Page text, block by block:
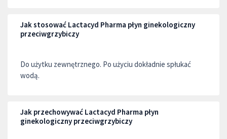
Jak stosować Lactacyd Pharma płyn ginekologiczny
przeciwgrzybiczy
Do użytku zewnętrznego. Po użyciu dokładnie spłukać
wodą.
Jak przechowywać Lactacyd Pharma płyn
ginekologiczny przeciwgrzybiczy